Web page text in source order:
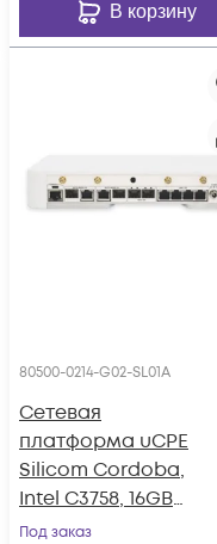
В корзину
80500-0214-G02-SL01A
Сетевая
платформа uCPE
Silicom Cordoba,
Intel C3758, 16GB
RAM ECC, 128GB
Под заказ